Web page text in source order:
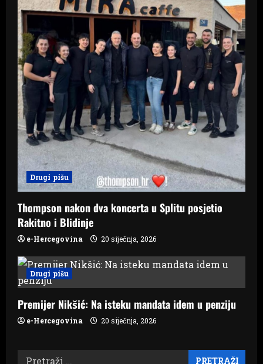
Drugi pišu
Thompson nakon dva koncerta u Splitu posjetio
Rakitno i Blidinje
e-Hercegovina 20 siječnja, 2026
Drugi pišu
Premijer Nikšić: Na isteku mandata idem u penziju
e-Hercegovina 20 siječnja, 2026
Pretraži: